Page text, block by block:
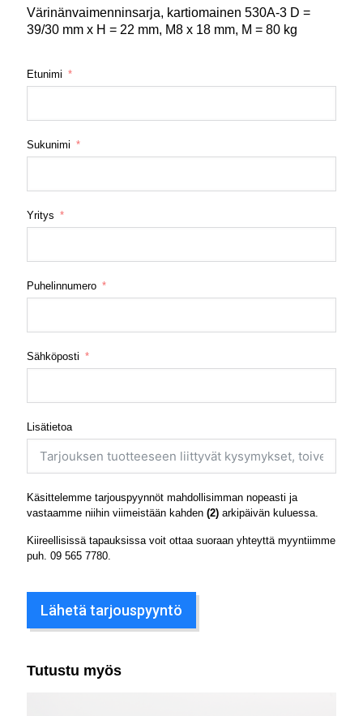
Värinänvaimenninsarja, kartiomainen 530A-3 D =
39/30 mm x H = 22 mm, M8 x 18 mm, M = 80 kg
Etunimi
Sukunimi
Yritys
Puhelinnumero
Sähköposti
Lisätietoa
Käsittelemme tarjouspyynnöt mahdollisimman nopeasti ja
vastaamme niihin viimeistään kahden (2) arkipäivän kuluessa.
Kiireellisissä tapauksissa voit ottaa suoraan yhteyttä myyntiimme
puh. 09 565 7780
Lähetä tarjouspyyntö
Tutustu myös